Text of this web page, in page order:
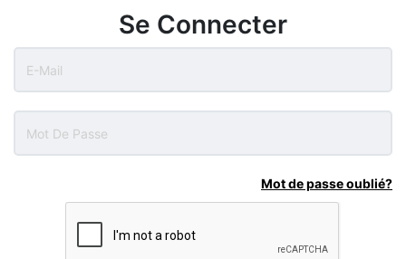
Se Connecter
Mot de passe oublié?